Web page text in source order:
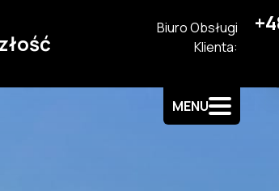
Biuro Obsługi
Klienta:
MENU